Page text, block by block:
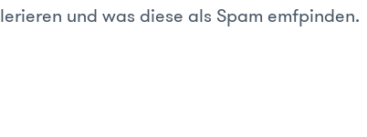
und was diese als Spam emfpinden.